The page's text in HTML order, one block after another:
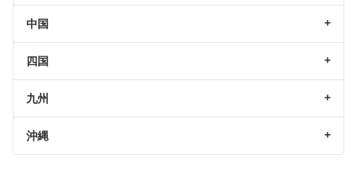
中国
四国
九州
沖縄